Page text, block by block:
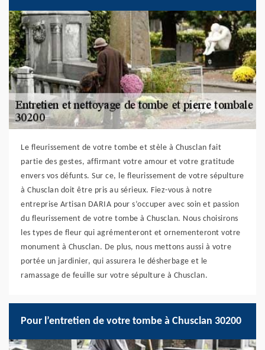
Le fleurissement de votre tombe et stèle à Chusclan fait
partie des gestes, affirmant votre amour et votre gratitude
envers vos défunts. Sur ce, le fleurissement de votre sépulture
à Chusclan doit être pris au sérieux. Fiez-vous à notre
entreprise Artisan DARIA pour s’occuper avec soin et passion
du fleurissement de votre tombe à Chusclan. Nous choisirons
les types de fleur qui agrémenteront et ornementeront votre
monument à Chusclan. De plus, nous mettons aussi à votre
portée un jardinier, qui assurera le désherbage et le
ramassage de feuille sur votre sépulture à Chusclan.
Pour l’entretien de votre tombe à Chusclan 30200